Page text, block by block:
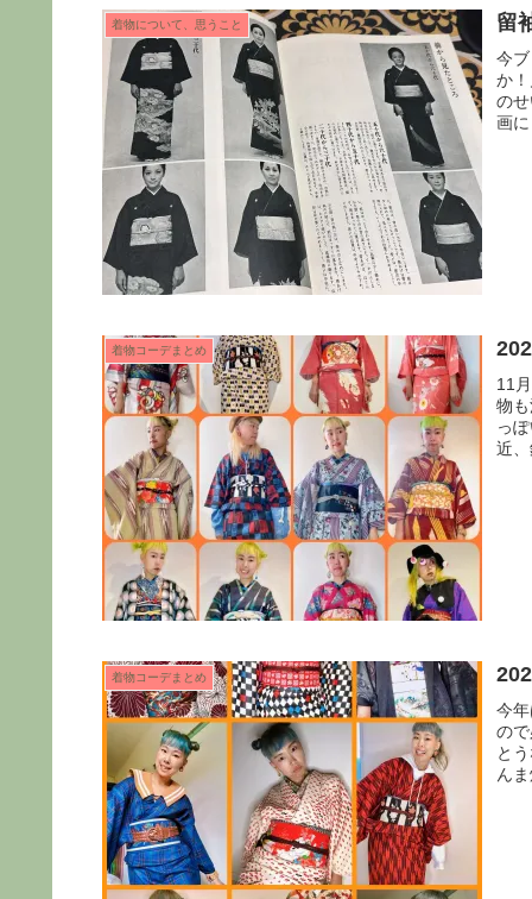
着物について、思うこと 留
今
か
の
画
着物コーデまとめ
11
物
っ
近
着物コーデまとめ
今
の
と
ん